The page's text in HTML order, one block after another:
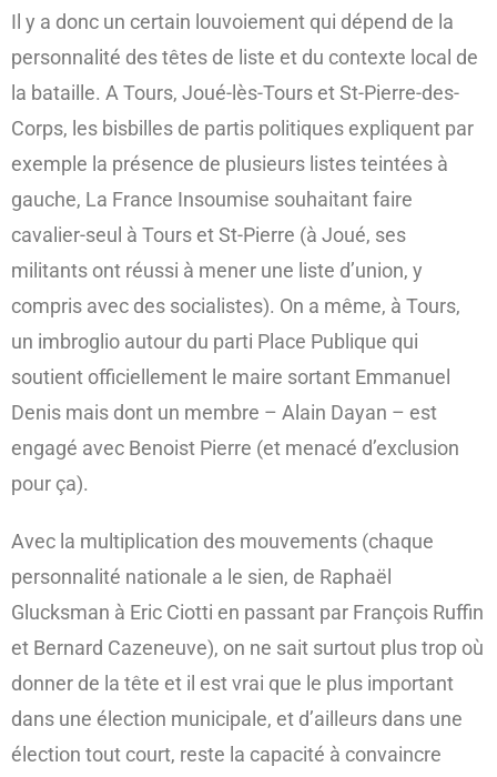
Il y a donc un certain louvoiement qui dépend de la
personnalité des têtes de liste et du contexte local de
la bataille. A Tours, Joué-lès-Tours et St-Pierre-des-
Corps, les bisbilles de partis politiques expliquent par
exemple la présence de plusieurs listes teintées à
gauche, La France Insoumise souhaitant faire
cavalier-seul à Tours et St-Pierre (à Joué, ses
militants ont réussi à mener une liste d’union, y
compris avec des socialistes). On a même, à Tours,
un imbroglio autour du parti Place Publique qui
soutient officiellement le maire sortant Emmanuel
Denis mais dont un membre – Alain Dayan – est
engagé avec Benoist Pierre (et menacé d’exclusion
pour ça).
Avec la multiplication des mouvements (chaque
personnalité nationale a le sien, de Raphaël
Glucksman à Eric Ciotti en passant par François Ruffin
et Bernard Cazeneuve), on ne sait surtout plus trop où
donner de la tête et il est vrai que le plus important
dans une élection municipale, et d’ailleurs dans une
élection tout court, reste la capacité à convaincre